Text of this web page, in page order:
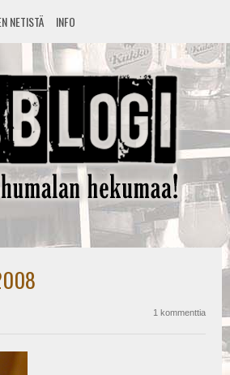
NETISTÄ INFO
1 kommenttia